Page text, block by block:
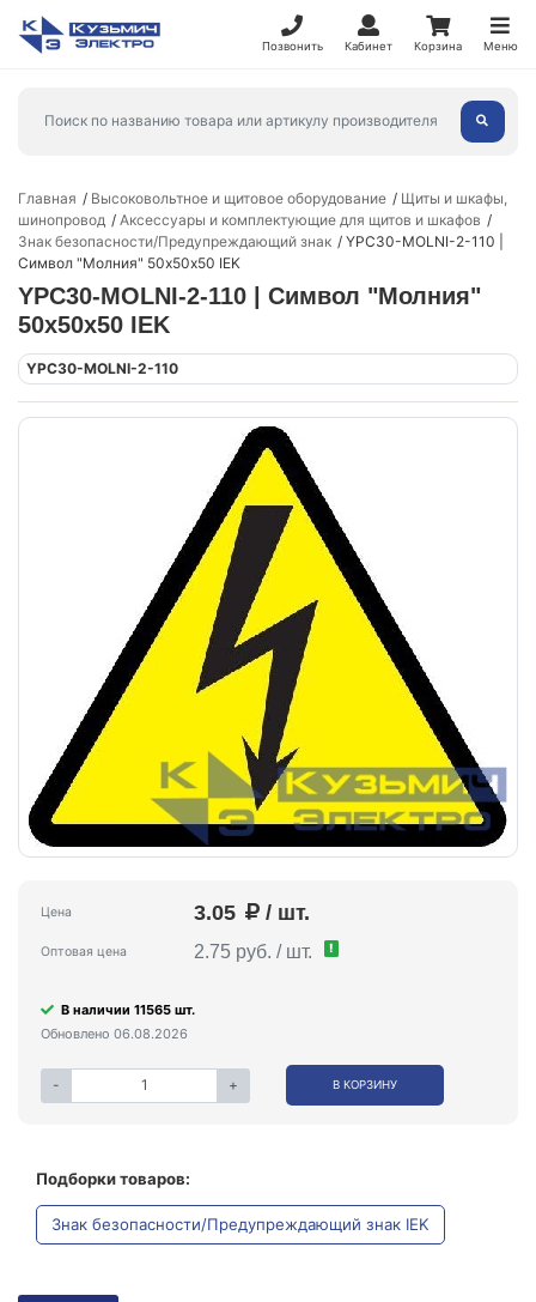
Позвонить Кабинет Корзина Меню
Главная Высоковольтное и щитовое оборудование
Щиты и шкафы,
шинопровод
Аксессуары и комплектующие для щитов и шкафов
Знак безопасности/Предупреждающий знак
YPC30-MOLNI-2-110 |
Символ "Молния" 50х50х50 IEK
YPC30-MOLNI-2-110 | Символ "Молния"
50х50х50 IEK
YPC30-MOLNI-2-110
Цена 3.05 / шт.
Оптовая цена 2.75 руб. / шт. !
В наличии 11565 шт.
Обновлено 06.08.2026
- + В КОРЗИНУ
Подборки товаров:
Знак безопасности/Предупреждающий знак IEK